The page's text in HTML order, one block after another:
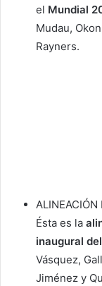
el Mundial
Mudau,
Rayners.
ALINEACIÓN
Ésta es la
inaugural
Vásquez,
Jiménez y